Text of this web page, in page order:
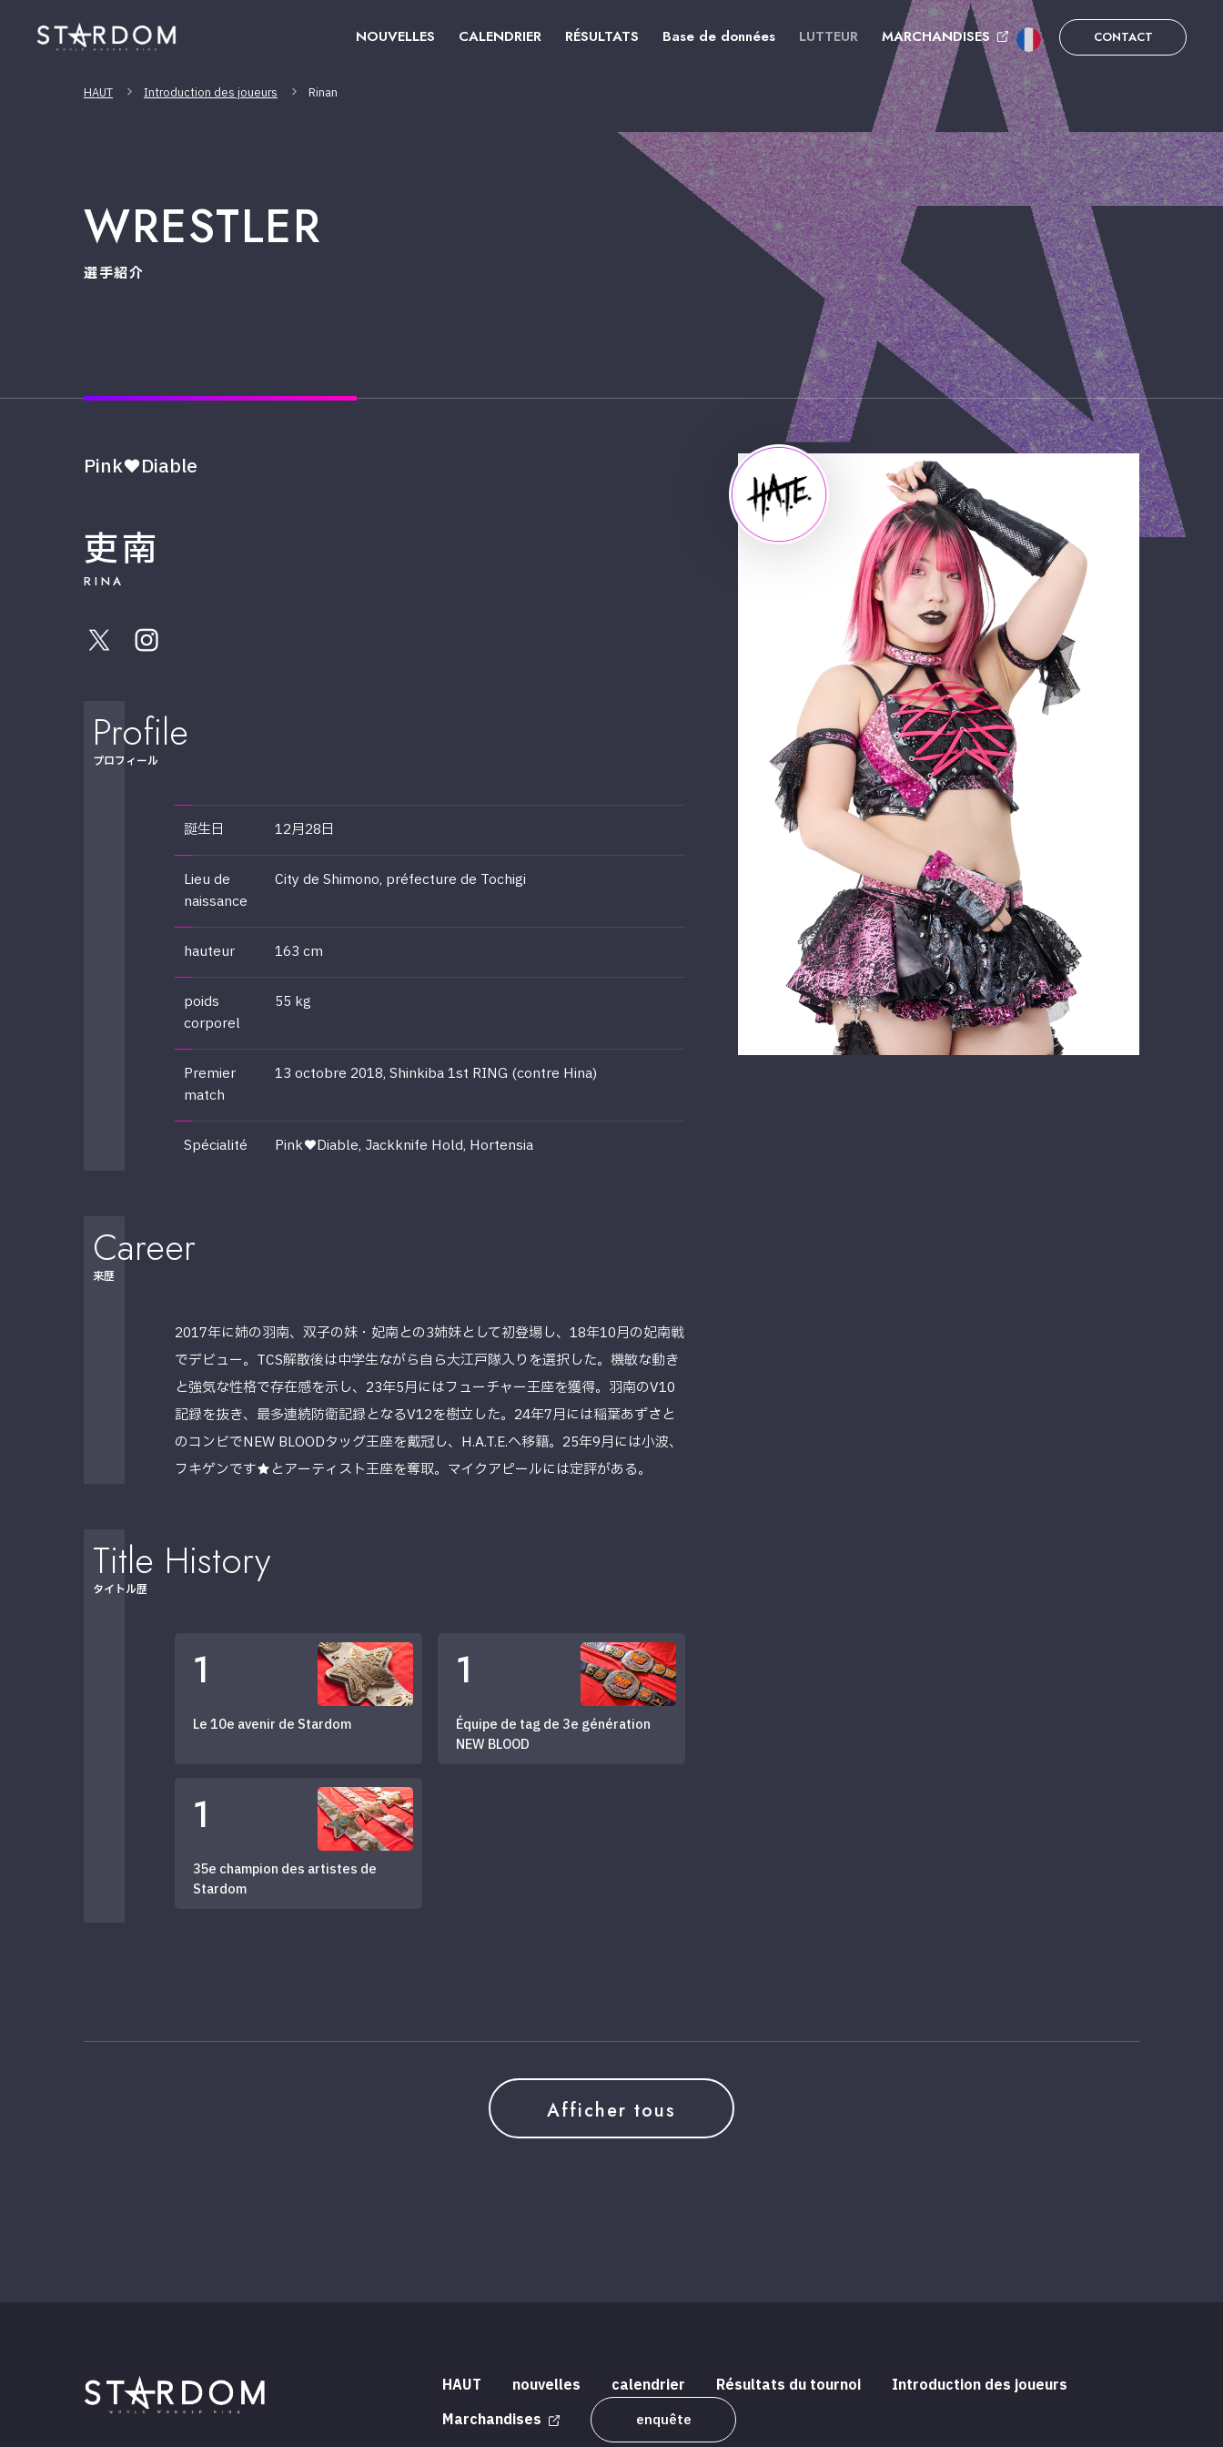
NOUVELLES CALENDRIER RÉSULTATS Base de données LUTTEUR MARCHANDISES CONTACT
HAUT Introduction des joueurs Rinan
WRESTLER
選手紹介
Pink♥Diable
吏南
RINA
Profile
プロフィール
誕生日 12月28日
Lieu de
naissance
City de Shimono, préfecture de Tochigi
hauteur 163 cm
poids
corporel
55 kg
Premier
match
13 octobre 2018, Shinkiba 1st RING (contre Hina)
Spécialité Pink♥Diable, Jackknife Hold, Hortensia
Career
来歴
2017年に姉の羽南、双子の妹・妃南との3姉妹として初登場し、18年10月の妃南戦
でデビュー。TCS解散後は中学生ながら自ら大江戸隊入りを選択した。機敏な動き
と強気な性格で存在感を示し、23年5月にはフューチャー王座を獲得。羽南のV10
記録を抜き、最多連続防衛記録となるV12を樹立した。24年7月には稲葉あずさと
のコンビでNEW BLOODタッグ王座を戴冠し、H.A.T.E.へ移籍。25年9月には小波、
フキゲンです★とアーティスト王座を奪取。マイクアピールには定評がある。
Title History
タイトル歴
1
Le 10e avenir de Stardom
1
Équipe de tag de 3e génération
NEW BLOOD
1
35e champion des artistes de
Stardom
Afficher tous
HAUT nouvelles calendrier Résultats du tournoi
Introduction des joueurs
Marchandises
enquête